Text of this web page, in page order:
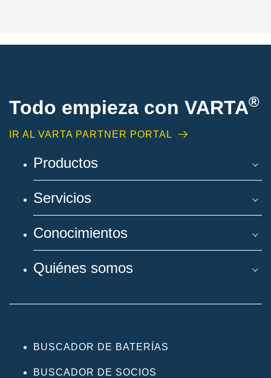
Todo empieza con VARTA®
IR AL VARTA PARTNER PORTAL
Productos
Servicios
Conocimientos
Quiénes somos
BUSCADOR DE BATERÍAS
BUSCADOR DE SOCIOS